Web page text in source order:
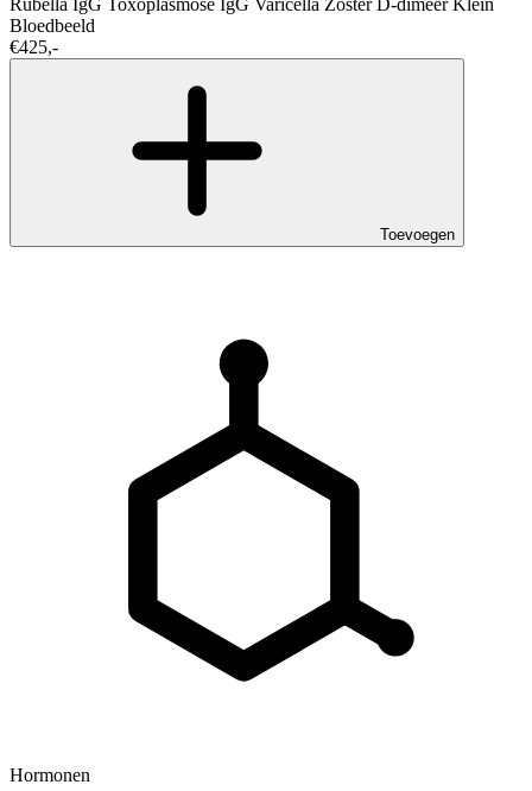
Rubella IgG Toxoplasmose IgG Varicella ZosterD-dimeerKlein
Bloedbeeld
€425,-
Toevoegen
Hormonen